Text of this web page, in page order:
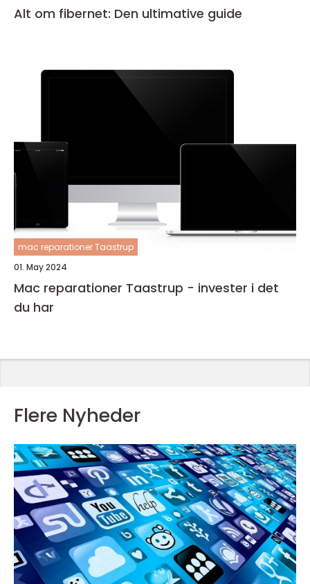
Alt om fibernet: Den ultimative guide
mac reparationer Taastrup
01. May 2024
Mac reparationer Taastrup - invester i det
du har
Flere Nyheder